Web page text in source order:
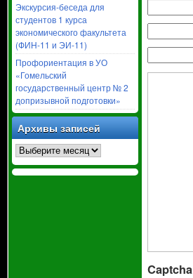
Экскурсия-беседа для
студентов 1 курса
экономического факультета
(ФИН-11 и ЭИ-11)
Профориентация в УО
«Гомельский
государственный центр № 2
допризывной подготовки»
Архивы записей
Captcha